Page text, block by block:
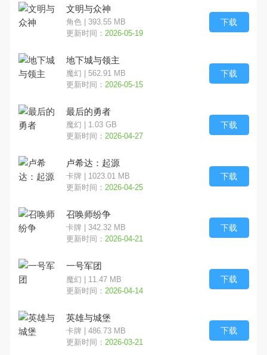
文明与众神
角色 | 393.55 MB
更新时间： 2026-05-19
下载
地下城与领主
魔幻 | 562.91 MB
更新时间： 2026-05-15
下载
最后的勇者
魔幻 | 1.03 GB
更新时间： 2026-04-27
下载
卢希达：起源
卡牌 | 1023.01 MB
更新时间： 2026-04-25
下载
召唤师纷争
卡牌 | 342.32 MB
更新时间： 2026-04-21
下载
一号军团
魔幻 | 11.47 MB
更新时间： 2026-04-14
下载
英雄与城堡
卡牌 | 486.73 MB
更新时间： 2026-03-21
下载